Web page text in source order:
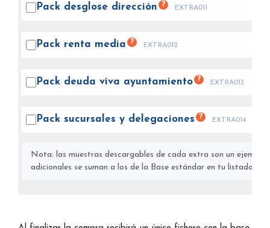
Pack desglose dirección ? EXTRA011
Pack renta media ? EXTRA012
Pack deuda viva ayuntamiento ? EXTRA013
Pack sucursales y delegaciones ? EXTRA014
Nota: las muestras descargables de cada extra son un
adicionales se suman a los de la Base estándar en tu listado